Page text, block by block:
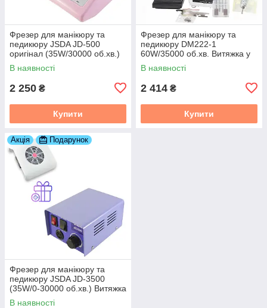
Фрезер для манікюру та
педикюру JSDA JD-500
оригінал (35W/30000 об.хв.)
Витяжка у подарунок!
В наявності
2 250 ₴
Купити
Фрезер для манікюру та
педикюру DM222-1
60W/35000 об.хв. Витяжка у
подарунок!
В наявності
2 414 ₴
Купити
Акція Подарунок
Фрезер для манікюру та
педикюру JSDA JD-3500
(35W/0-30000 об.хв.) Витяжка
у подарунок!
В наявності